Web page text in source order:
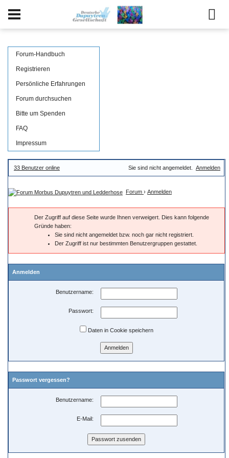
Forum-Handbuch
Registrieren
Persönliche Erfahrungen
Forum durchsuchen
Bitte um Spenden
FAQ
Impressum
33 Benutzer online Sie sind nicht angemeldet. Anmelden
Forum › Anmelden
Der Zugriff auf diese Seite wurde Ihnen verweigert. Dies kann folgende
Gründe haben:
Sie sind nicht angemeldet bzw. noch gar nicht registriert.
Der Zugriff ist nur bestimmten Benutzergruppen gestattet.
Anmelden
Benutzername:
Passwort:
Daten in Cookie speichern
Passwort vergessen?
Benutzername:
E-Mail: